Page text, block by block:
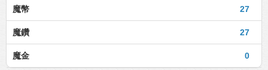
27
魔幣
27
魔鑽
0
魔金